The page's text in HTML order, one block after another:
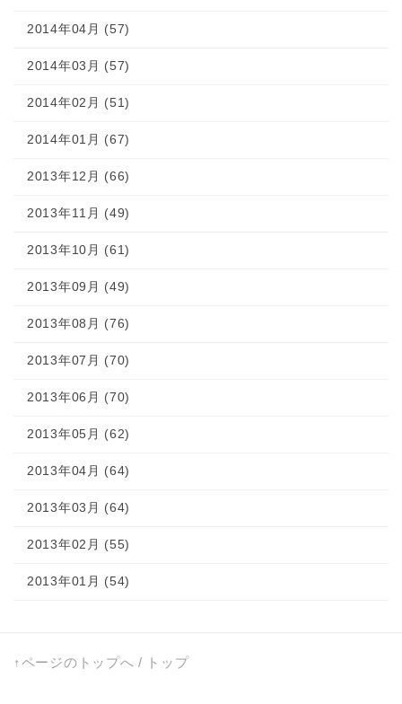
2014年04月 (57)
2014年03月 (57)
2014年02月 (51)
2014年01月 (67)
2013年12月 (66)
2013年11月 (49)
2013年10月 (61)
2013年09月 (49)
2013年08月 (76)
2013年07月 (70)
2013年06月 (70)
2013年05月 (62)
2013年04月 (64)
2013年03月 (64)
2013年02月 (55)
2013年01月 (54)
↑ページのトップへ / トップ